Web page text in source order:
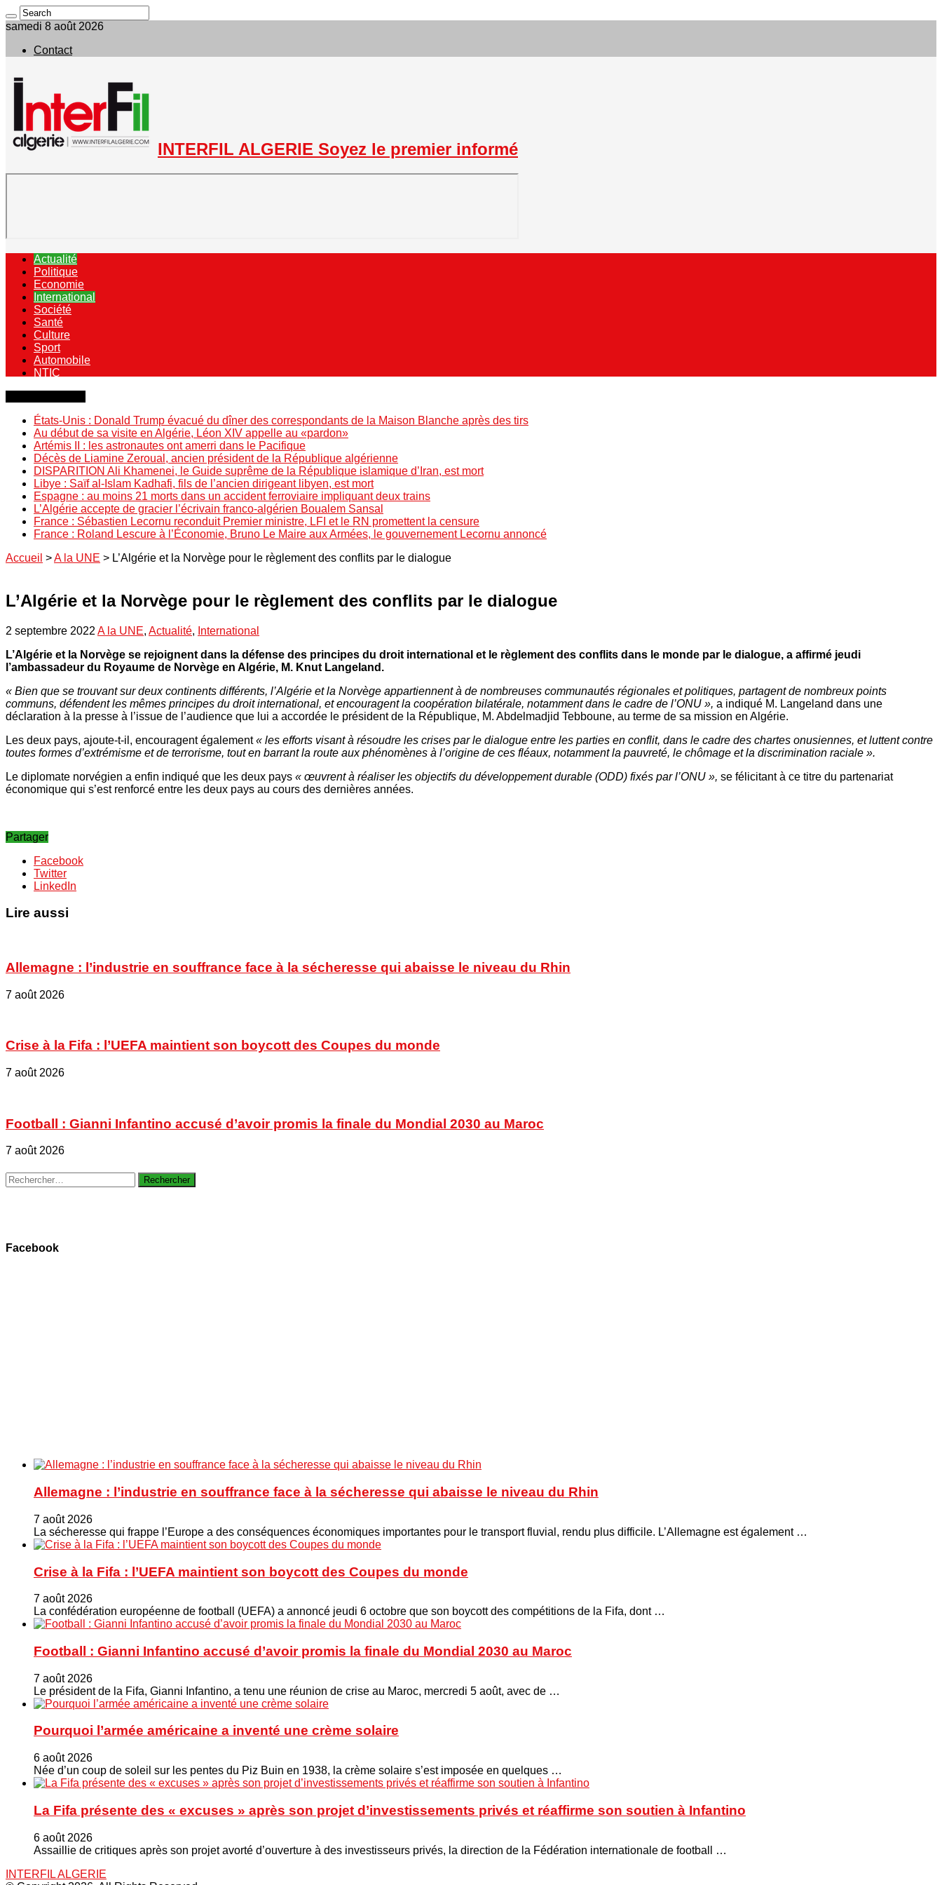
samedi 8 août 2026
Contact
INTERFIL ALGERIE Soyez le premier informé
Actualité
Politique
Economie
International
Société
Santé
Culture
Sport
Automobile
NTIC
États-Unis : Donald Trump évacué du dîner des correspondants de la Maison Blanche après des tirs
Au début de sa visite en Algérie, Léon XIV appelle au «pardon»
Artémis II : les astronautes ont amerri dans le Pacifique
Décès de Liamine Zeroual, ancien président de la République algérienne
DISPARITION Ali Khamenei, le Guide suprême de la République islamique d’Iran, est mort
Libye : Saïf al-Islam Kadhafi, fils de l’ancien dirigeant libyen, est mort
Espagne : au moins 21 morts dans un accident ferroviaire impliquant deux trains
L’Algérie accepte de gracier l’écrivain franco-algérien Boualem Sansal
France : Sébastien Lecornu reconduit Premier ministre, LFI et le RN promettent la censure
France : Roland Lescure à l’Économie, Bruno Le Maire aux Armées, le gouvernement Lecornu annoncé
Accueil >A la UNE > L’Algérie et la Norvège pour le règlement des conflits par le dialogue
L’Algérie et la Norvège pour le règlement des conflits par le dialogue
2 septembre 2022 A la UNE, Actualité, International
L’Algérie et la Norvège se rejoignent dans la défense des principes du droit international et le règlement des conflits dans le monde par le dialogue, a affirmé jeudi
l’ambassadeur du Royaume de Norvège en Algérie, M. Knut Langeland.
« Bien que se trouvant sur deux continents différents, l’Algérie et la Norvège appartiennent à de nombreuses communautés régionales et politiques, partagent de nombreux points
communs, défendent les mêmes principes du droit international, et encouragent la coopération bilatérale, notamment dans le cadre de l’ONU », a indiqué M. Langeland dans une
déclaration à la presse à l’issue de l’audience que lui a accordée le président de la République, M. Abdelmadjid Tebboune, au terme de sa mission en Algérie.
Les deux pays, ajoute-t-il, encouragent également« les efforts visant à résoudre les crises par le dialogue entre les parties en conflit, dans le cadre des chartes onusiennes, et luttent contre
toutes formes d’extrémisme et de terrorisme, tout en barrant la route aux phénomènes à l’origine de ces fléaux, notamment la pauvreté, le chômage et la discrimination raciale ».
Le diplomate norvégien a enfin indiqué que les deux pays « œuvrent à réaliser les objectifs du développement durable (ODD) fixés par l’ONU », se félicitant à ce titre du partenariat
économique qui s’est renforcé entre les deux pays au cours des dernières années.
Partager
Facebook
Twitter
LinkedIn
Lire aussi
Allemagne : l’industrie en souffrance face à la sécheresse qui abaisse le niveau du Rhin
7 août 2026
Crise à la Fifa : l’UEFA maintient son boycott des Coupes du monde
7 août 2026
Football : Gianni Infantino accusé d’avoir promis la finale du Mondial 2030 au Maroc
7 août 2026
Rechercher :
Facebook
Allemagne : l’industrie en souffrance face à la sécheresse qui abaisse le niveau du Rhin
7 août 2026
La sécheresse qui frappe l’Europe a des conséquences économiques importantes pour le transport fluvial, rendu plus difficile. L’Allemagne est également …
Crise à la Fifa : l’UEFA maintient son boycott des Coupes du monde
7 août 2026
La confédération européenne de football (UEFA) a annoncé jeudi 6 octobre que son boycott des compétitions de la Fifa, dont …
Football : Gianni Infantino accusé d’avoir promis la finale du Mondial 2030 au Maroc
7 août 2026
Le président de la Fifa, Gianni Infantino, a tenu une réunion de crise au Maroc, mercredi 5 août, avec de …
Pourquoi l’armée américaine a inventé une crème solaire
6 août 2026
Née d’un coup de soleil sur les pentes du Piz Buin en 1938, la crème solaire s’est imposée en quelques …
La Fifa présente des « excuses » après son projet d’investissements privés et réaffirme son soutien à Infantino
6 août 2026
Assaillie de critiques après son projet avorté d’ouverture à des investisseurs privés, la direction de la Fédération internationale de football …
INTERFIL ALGERIE